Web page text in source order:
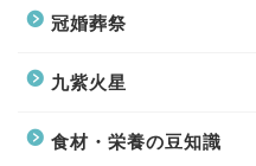
冠婚葬祭
九紫火星
食材・栄養の豆知識